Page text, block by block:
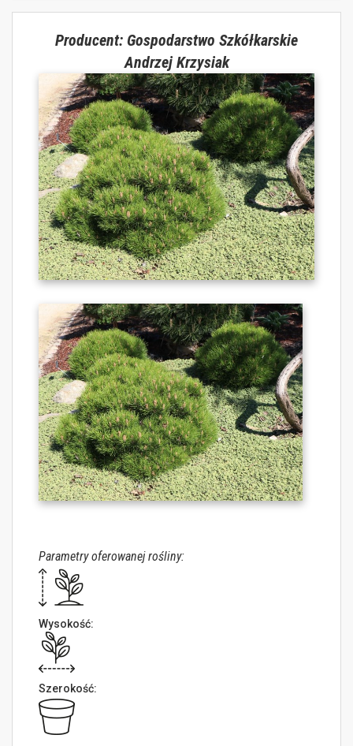
Producent: Gospodarstwo Szkółkarskie
Andrzej Krzysiak
Parametry oferowanej rośliny:
Wysokość:
Szerokość: